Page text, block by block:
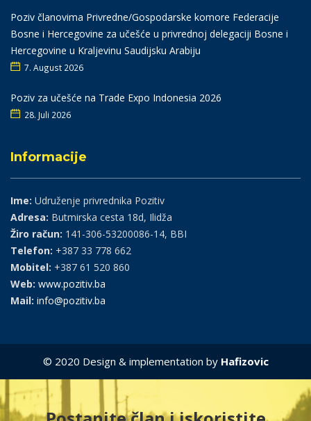
Poziv članovima Privredne/Gospodarske komore Federacije
Bosne i Hercegovine za učešće u privrednoj delegaciji Bosne i
Hercegovine u Kraljevinu Saudijsku Arabiju
7. August 2026
Poziv za učešće na Trade Expo Indonesia 2026
28. Juli 2026
Informacije
Ime: Udruženje privrednika Pozitiv
Adresa: Butmirska cesta 18d, Ilidža
Žiro račun: 141-306-53200086-14, BBI
Telefon: +387 33 778 662
Mobitel: +387 61 520 860
Web: www.pozitiv.ba
Mail: info@pozitiv.ba
© 2020 Design & implementation by Hafizovic